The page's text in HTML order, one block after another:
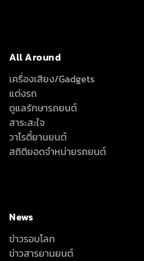
All Around
เครื่องเสียง/Gadgets
แต่งรถ
ดูแลรักษารถยนต์
สาระสะใจ
วาไรตี้ยานยนต์
สถิติยอดจำหน่ายรถยนต์
News
ข่าวรอบโลก
ข่าวสารยานยนต์